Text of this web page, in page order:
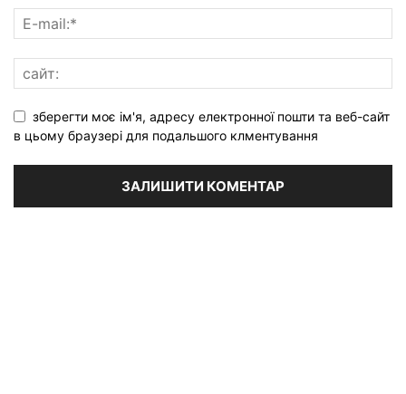
зберегти моє ім'я, адресу електронної пошти та веб-сайт
в цьому браузері для подальшого клментування